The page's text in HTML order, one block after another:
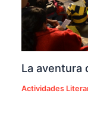
La aventura
Actividades